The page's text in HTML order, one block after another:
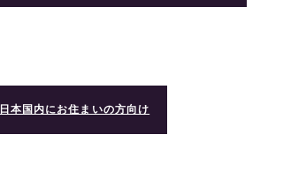
日本国内にお住まいの方向け